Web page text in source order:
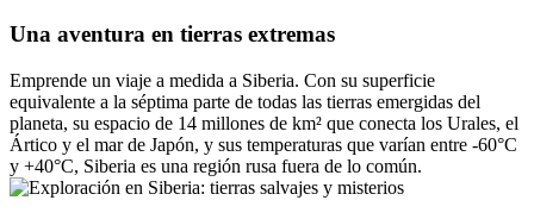
Una aventura en tierras extremas
Emprende un viaje a medida a Siberia. Con su superficie
equivalente a la séptima parte de todas las tierras emergidas del
planeta, su espacio de 14 millones de km² que conecta los Urales, el
Ártico y el mar de Japón, y sus temperaturas que varían entre -60°C
y +40°C, Siberia es una región rusa fuera de lo común.